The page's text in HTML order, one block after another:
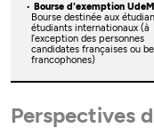
Bourse d'exemption
Bourse destinée aux
étudiants internationaux (à
l’exception des personnes
candidates françaises ou
francophones)
Perspectives